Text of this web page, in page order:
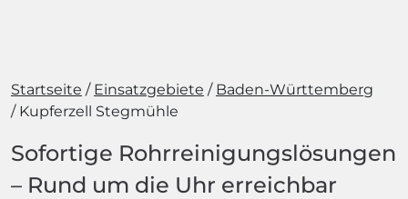
Startseite Einsatzgebiete
Baden-Württemberg
Kupferzell Stegmühle
Sofortige Rohrreinigungslösungen
– Rund um die Uhr erreichbar